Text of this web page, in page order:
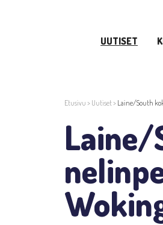
UUTISET
Etusivu > Uutiset> Laine/South
Laine/